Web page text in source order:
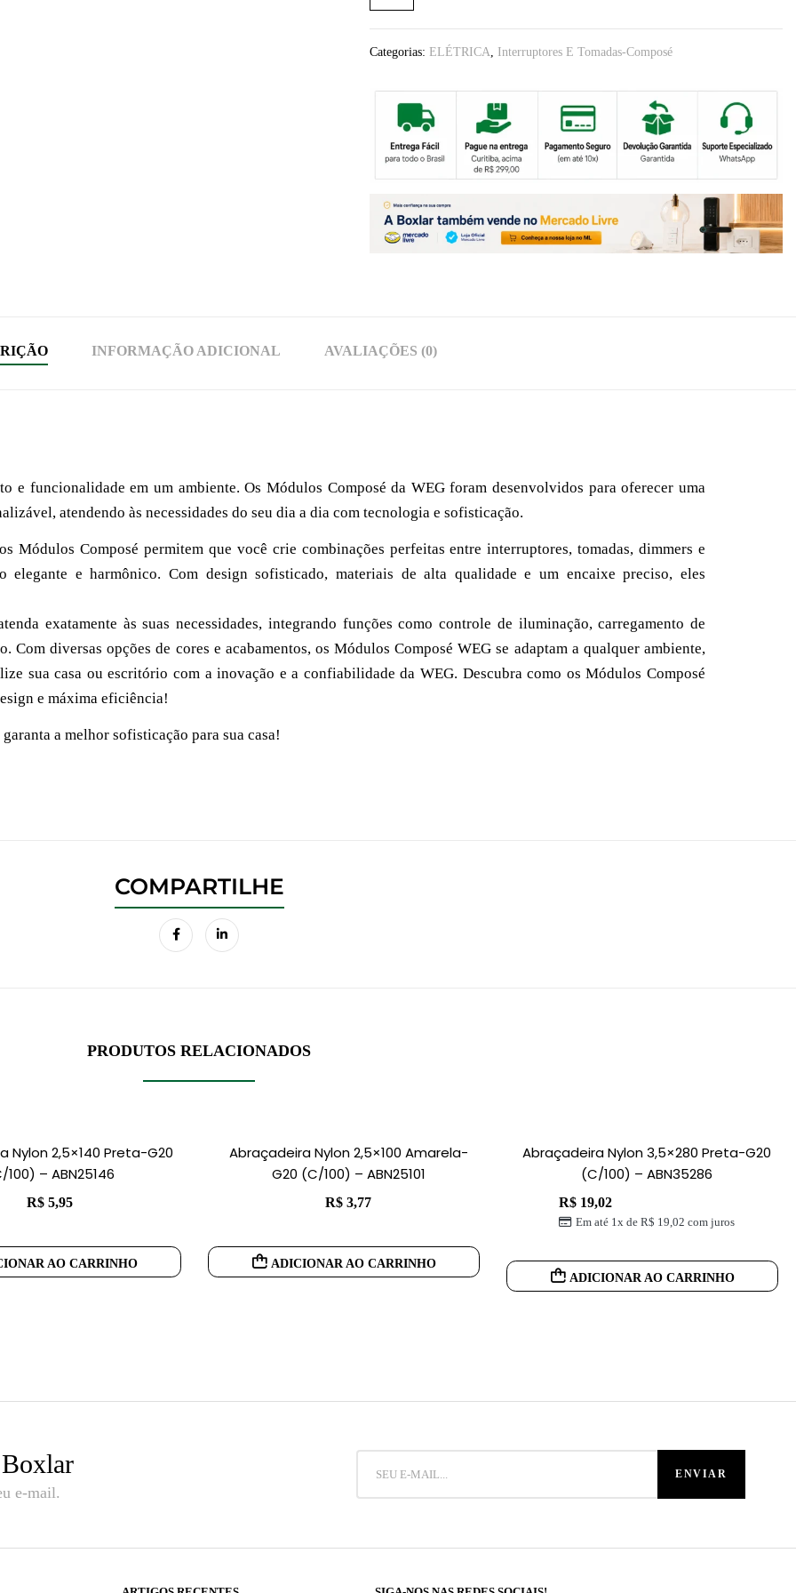
Categorias: ELÉTRICA Interruptores E Tomadas-Composé
INFORMAÇÃO ADICIONAL AVALIAÇÕES (0)
e funcionalidade em um ambiente. Os Módulos Composé da WEG foram desenvolvidos para oferecer uma
atendendo às necessidades do seu dia a dia com tecnologia e sofisticação.
Módulos Composé permitem que você crie combinações perfeitas entre interruptores, tomadas, dimmers e
elegante e harmônico. Com design sofisticado, materiais de alta qualidade e um encaixe preciso, eles
exatamente às suas necessidades, integrando funções como controle de iluminação, carregamento de
Com diversas opções de cores e acabamentos, os Módulos Composé WEG se adaptam a qualquer ambiente,
sua casa ou escritório com a inovação e a confiabilidade da WEG. Descubra como os Módulos Composé
e máxima eficiência!
a melhor sofisticação para sua casa!
PRODUTOS RELACIONADOS
Nylon 2,5×140 Preta-G20
– ABN25146
R$ 5,95
AO CARRINHO
Abraçadeira Nylon 2,5×100 Amarela-
G20 (c/100) – ABN25101
R$ 3,77
ADICIONAR AO CARRINHO
Abraçadeira Nylon 3,5×280 Preta-G20
(c/100) – ABN35286
R$ 19,02
Em até 1x de R$ 19,02 com juros
ADICIONAR AO CARRINHO
Boxlar
e-mail.